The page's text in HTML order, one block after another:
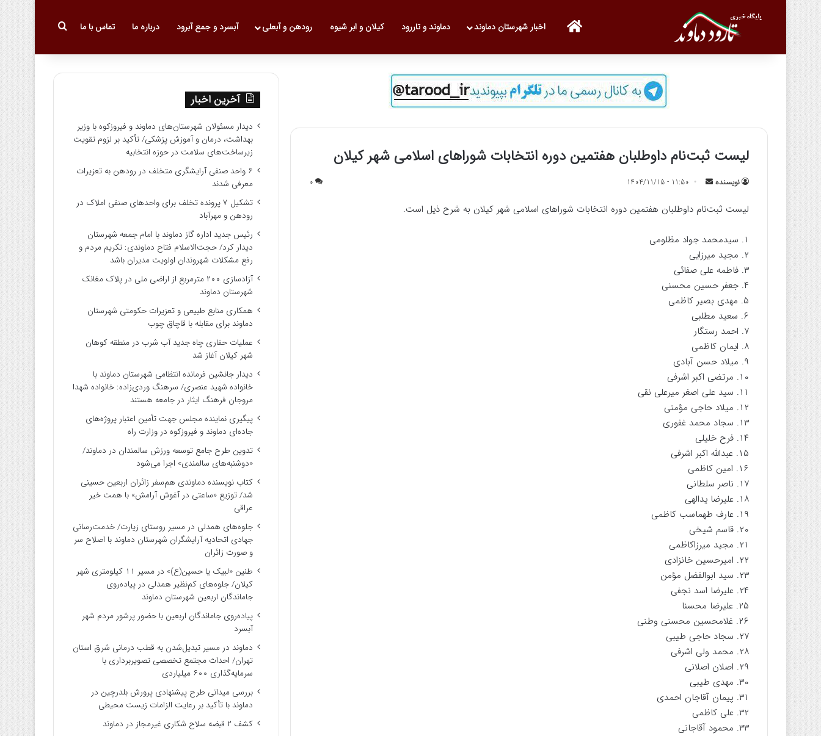
صفحه نخست
اخبار شهرستان دماوند دماوند و تاررود کیلان و ابر شیوه رودهن و آبعلی آبسرد و جمع آبرود درباره ما تماس با ما جستجو برای
لیست ثبت‌نام داوطلبان هفتمین دوره انتخابات شوراهای اسلامی شهر کیلان
نویسنده
س
ل
ب
ه
ا
ی
م
ی
ل
11:50 - 1404/11/15
0
لیست ثبت‌نام داوطلبان هفتمین دوره انتخابات شوراهای اسلامی شهر کیلان به شرح ذیل است.
۱. سیدمحمد جواد مظلومی
۲. مجید میرزایی
۳. فاطمه علی صفائی
۴. جعفر حسین محسنی
۵. مهدی بصیر کاظمی
۶. سعید مطلبی
۷. احمد رستگار
۸. ایمان کاظمی
۹. میلاد حسن آبادی
۱۰. مرتضی اکبر اشرفی
۱۱. سید علی اصغر میرعلی نقی
۱۲‌. میلاد حاجی مؤمنی
۱۳. سجاد محمد غفوری
۱۴. فرح خلیلی
۱۵. عبدالله اکبر اشرفی
۱۶. امین کاظمی
۱۷. ناصر سلطانی
۱۸. علیرضا یدالهی
۱۹. عارف طهماسب کاظمی
۲۰. قاسم شیخی
۲۱. مجید میرزاکاظمی
۲۲. امیرحسین خانزادی
۲۳. سید ابوالفضل مؤمن
۲۴. علیرضا اسد نجفی
۲۵. علیرضا محسنا
۲۶. غلامحسین محسنی وطنی
۲۷. سجاد حاجی طیبی
۲۸. محمد ولی اشرفی
۲۹. اصلان اصلانی
۳۰‌‌. مهدی طیبی
۳۱. پیمان آقاجان احمدی
۳۲. علی کاظمی
۳۳. محمود آقاجانی
آخرین اخبار
دیدار مسئولان شهرستان‌های دماوند و فیروزکوه با وزیر
بهداشت، درمان و آموزش پزشکی/ تأکید بر لزوم تقویت
زیرساخت‌های سلامت در حوزه انتخابیه
۶ واحد صنفی آرایشگری متخلف در رودهن به تعزیرات
معرفی شدند
تشکیل ۷ پرونده تخلف برای واحدهای صنفی املاک در
رودهن و مهرآباد
رئیس جدید اداره گاز دماوند با امام جمعه شهرستان
دیدار کرد/ حجت‌الاسلام فتاح دماوندی: تکریم مردم و
رفع مشکلات شهروندان اولویت مدیران باشد
آزادسازی ۲۰۰ مترمربع از اراضی ملی در پلاک مغانک
شهرستان دماوند
همکاری منابع طبیعی و تعزیرات حکومتی شهرستان
دماوند برای مقابله با قاچاق چوب
عملیات حفاری چاه جدید آب شرب در منطقه کوهان
شهر کیلان آغاز شد
دیدار جانشین فرمانده انتظامی شهرستان دماوند با
خانواده شهید عنصری/ سرهنگ وردی‌زاده: خانواده شهدا
مروجان فرهنگ ایثار در جامعه هستند
پیگیری نماینده مجلس جهت تأمین اعتبار پروژه‌های
جاده‌ای دماوند و فیروزکوه در وزارت راه
تدوین طرح جامع توسعه ورزش سالمندان در دماوند/
«دوشنبه‌های سالمندی» اجرا می‌شود
کتاب نویسنده دماوندی هم‌سفر زائران اربعین حسینی
شد/ توزیع «ساعتی در آغوش آرامش» با همت خیر
عراقی
جلوه‌های همدلی در مسیر روستای زیارت/ خدمت‌رسانی
جهادی اتحادیه آرایشگران شهرستان دماوند با اصلاح سر
و صورت زائران
طنین «لبیک یا حسین(ع)» در مسیر ۱۱ کیلومتری شهر
کیلان/ جلوه‌های کم‌نظیر همدلی در پیاده‌روی
جاماندگان اربعین شهرستان دماوند
پیاده‌روی جاماندگان اربعین با حضور پرشور مردم شهر
آبسرد
دماوند در مسیر تبدیل‌شدن به قطب درمانی شرق استان
تهران/ احداث مجتمع تخصصی تصویربرداری با
سرمایه‌گذاری ۶۰۰ میلیاردی
بررسی میدانی طرح پیشنهادی پرورش بلدرچین در
دماوند با تأکید بر رعایت الزامات زیست ‌محیطی
کشف ۲ قبضه سلاح شکاری غیرمجاز در دماوند